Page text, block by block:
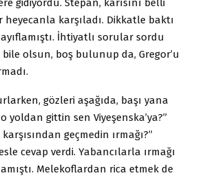
heyecanla karşıladı. Dikkatle baktı
İhtiyatlı sorular sordu
bile olsun, boş bulunup da, Gregor’u
gözleri aşağıda, başı yana
yoldan gittin sen Viyeşenska’ya?”
geçmedin ırmağı?”
cevap verdi. Yabancılarla ırmağı
Melekoflardan rica etmek de